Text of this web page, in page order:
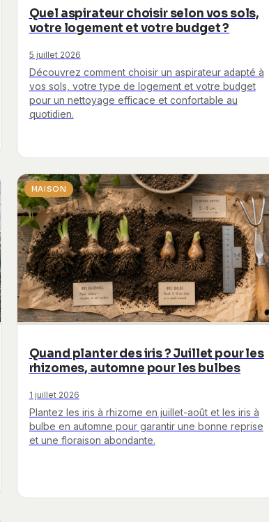
Quel aspirateur choisir selon vos sols,
votre logement et votre budget ?
5 juillet 2026
Découvrez comment choisir un aspirateur adapté à
vos sols, votre type de logement et votre budget
pour un nettoyage efficace et confortable au
quotidien.
MAISON
Quand planter des iris ? Juillet pour les
rhizomes, automne pour les bulbes
1 juillet 2026
Plantez les iris à rhizome en juillet-août et les iris à
bulbe en automne pour garantir une bonne reprise
et une floraison abondante.